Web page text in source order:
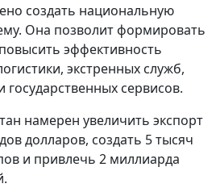
создать национальную
Она позволит формировать
эффективность
экстренных служб,
государственных сервисов.
намерен увеличить экспорт
долларов, создать 5 тысяч
и привлечь 2 миллиарда